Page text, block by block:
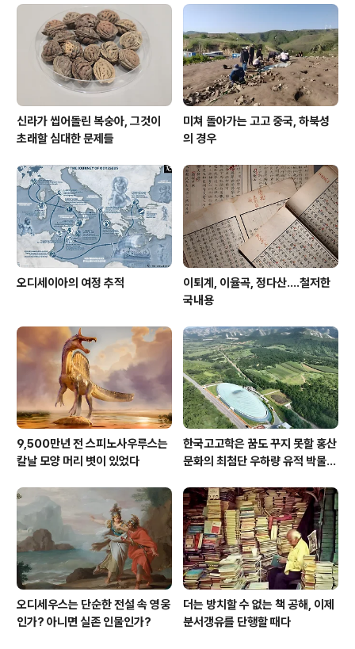
ingham(1444)의 근거지였다. 14세기 석조 성채는 레이
디 이사벨 스태포드 Lady Isabel Stafford가 왕당파들
신라가 씹어돌린 복숭아, 그것이
초래할 심대한 문제들
미쳐 돌아가는 고고 중국, 하북성
의 경우
오디세이아의 여정 추적
이퇴계, 이율곡, 정다산....철저한
국내용
9,500만년 전 스피노사우루스는
칼날 모양 머리 볏이 있었다
한국고고학은 꿈도 꾸지 못할 홍산
문화의 최첨단 우하량 유적 박물관
오디세우스는 단순한 전설 속 영웅
인가? 아니면 실존 인물인가?
더는 방치할 수 없는 책 공해, 이제
분서갱유를 단행할 때다